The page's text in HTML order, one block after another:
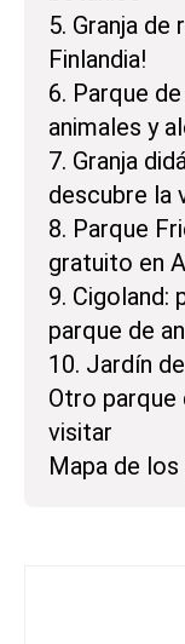
5. Granja de
Finlandia!
6. Parque
animales y
7. Granja
descubre la
8. Parque
gratuito en
9. Cigoland:
parque de
10. Jardín
Otro parque
visitar
Mapa de